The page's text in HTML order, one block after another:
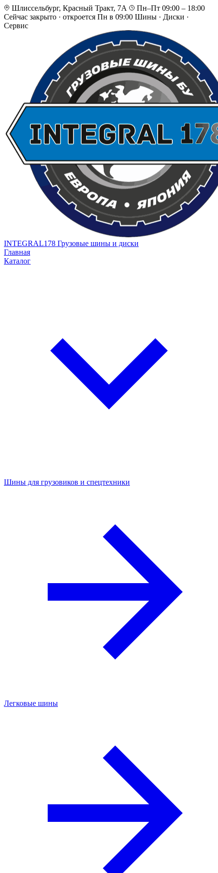
Шлиссельбург, Красный Тракт, 7А
Пн–Пт 09:00 – 18:00
Сейчас закрыто · откроется Пн в 09:00 Шины · Диски ·
Сервис
INTEGRAL178 Грузовые шины и диски
Главная
Каталог
Шины для грузовиков и спецтехники
Легковые шины